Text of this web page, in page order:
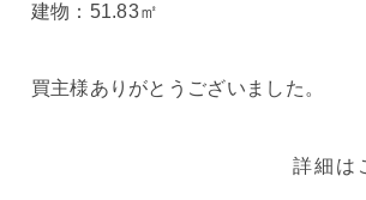
建物：51.83㎡
買主様ありがとうございました。
詳細は